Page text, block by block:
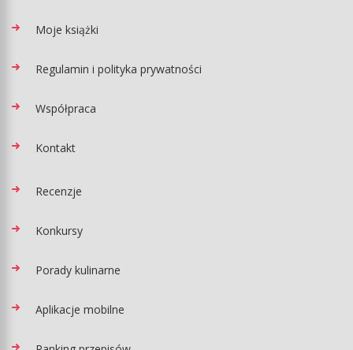
Moje książki
Regulamin i polityka prywatności
Współpraca
Kontakt
Recenzje
Konkursy
Porady kulinarne
Aplikacje mobilne